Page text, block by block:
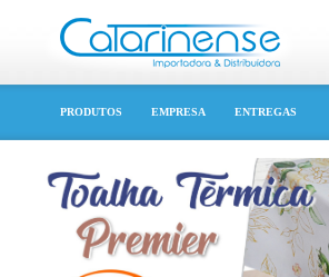
PRODUTOS EMPRESA ENTREGAS